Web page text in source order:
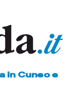
in Cuneo e